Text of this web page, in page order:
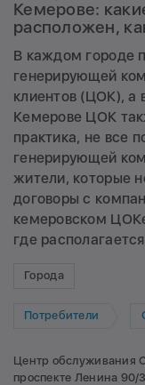
Кемерове:
расположен,
В каждом городе
генерирующей
клиентов (ЦОК), а
Кемерове ЦОК
практика, не все
генерирующей
жители, которые
договоры с
кемеровском
где
Города
Потребители
Центр обслуживания
проспекте Ленина 90/